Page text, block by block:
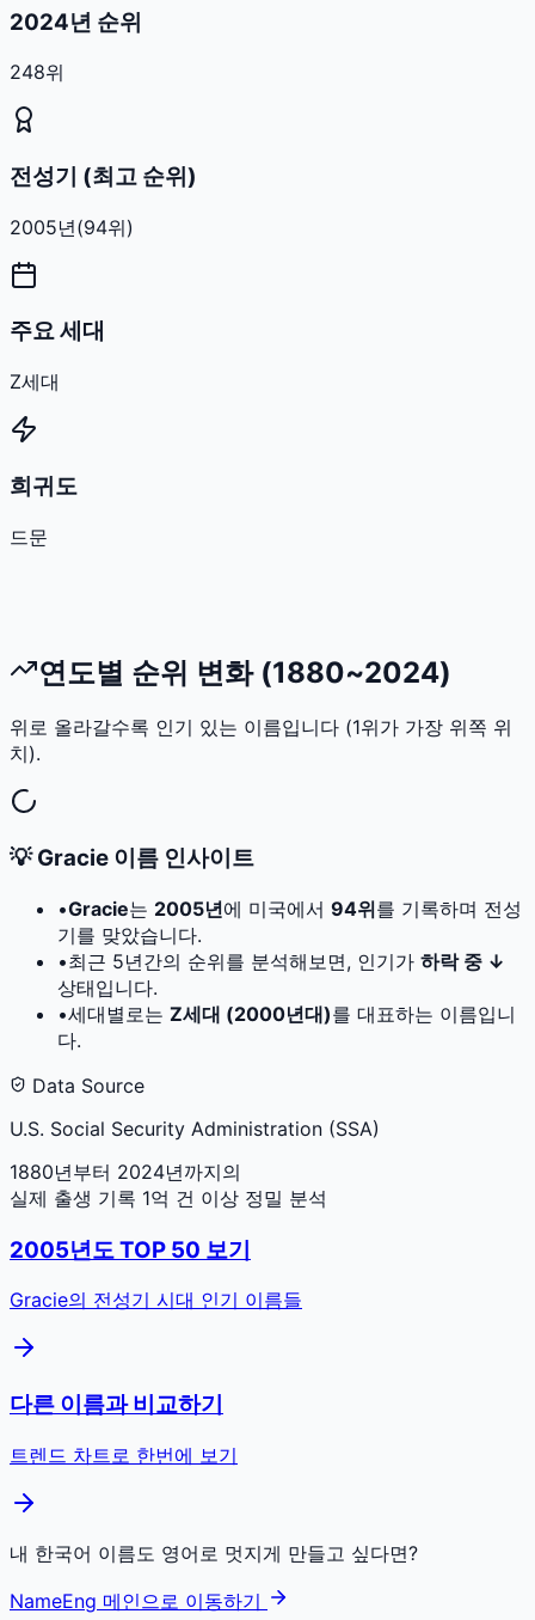
2024년 순위
248위
전성기 (최고 순위)
2005년(94위)
주요 세대
Z세대
희귀도
드문
연도별 순위 변화 (1880~2024)
위로 올라갈수록 인기 있는 이름입니다 (1위가 가장 위쪽 위
치).
💡Gracie 이름 인사이트
•Gracie는 2005년에 미국에서 94위를 기록하며 전성
기를 맞았습니다.
•최근 5년간의 순위를 분석해보면, 인기가 하락 중 ↓
상태입니다.
•세대별로는 Z세대 (2000년대)를 대표하는 이름입니
다.
Data Source
U.S. Social Security Administration (SSA)
1880년부터 2024년까지의
실제 출생 기록 1억 건 이상 정밀 분석
2005년도 TOP 50 보기
Gracie의 전성기 시대 인기 이름들
다른 이름과 비교하기
트렌드 차트로 한번에 보기
내 한국어 이름도 영어로 멋지게 만들고 싶다면?
NameEng 메인으로 이동하기